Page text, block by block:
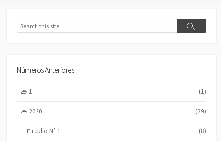
Search
Search
Números Anteriores
1 (1)
2020 (29)
Julio N° 1 (8)